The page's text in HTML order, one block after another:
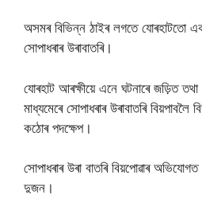
অসমৰ বিভিন্ন ঠাইৰ লগতে যোৰহাটতো
সোপাধৰাৰ উৰাবাতৰি।
যোৰহাট আৰক্ষীয়ে এনে ঘটনাৰে জড়িত
মাধ্যমেৰে সোপাধৰাৰ উৰাবাতৰি
কঠোৰ পদক্ষেপ।
সোপাধৰাৰ উৰা বাতৰি বিয়পোৱাৰ
দুজন।